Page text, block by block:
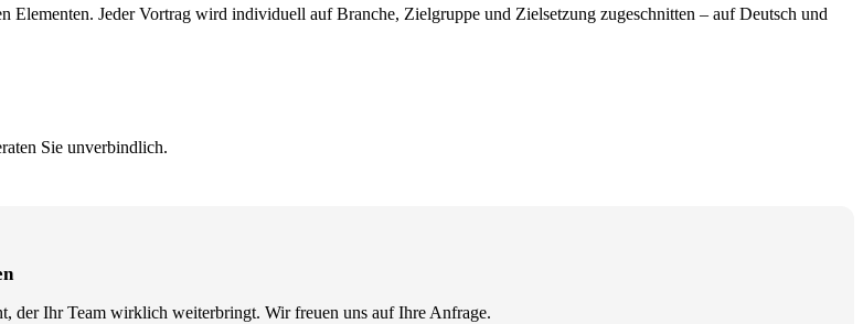
Jeder Vortrag wird individuell auf Branche, Zielgruppe und Zielsetzung zugeschnitten – auf Deutsch und
Sie unverbindlich.
der Ihr Team wirklich weiterbringt. Wir freuen uns auf Ihre Anfrage.